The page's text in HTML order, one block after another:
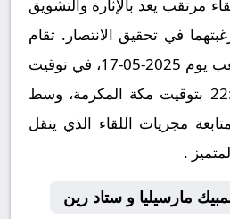
مرتقب يعد بالإثارة والتشويق
في تحقيق الانتصار. تقام
المباراة على أرضية ملعب يوم 2025-05-17، في توقيت
حاسم عند الساعة 22:00 بتوقيت مكة المكرمة، وسط
مجريات اللقاء الذي ينقل
.
مارسيليا و ستاد رين